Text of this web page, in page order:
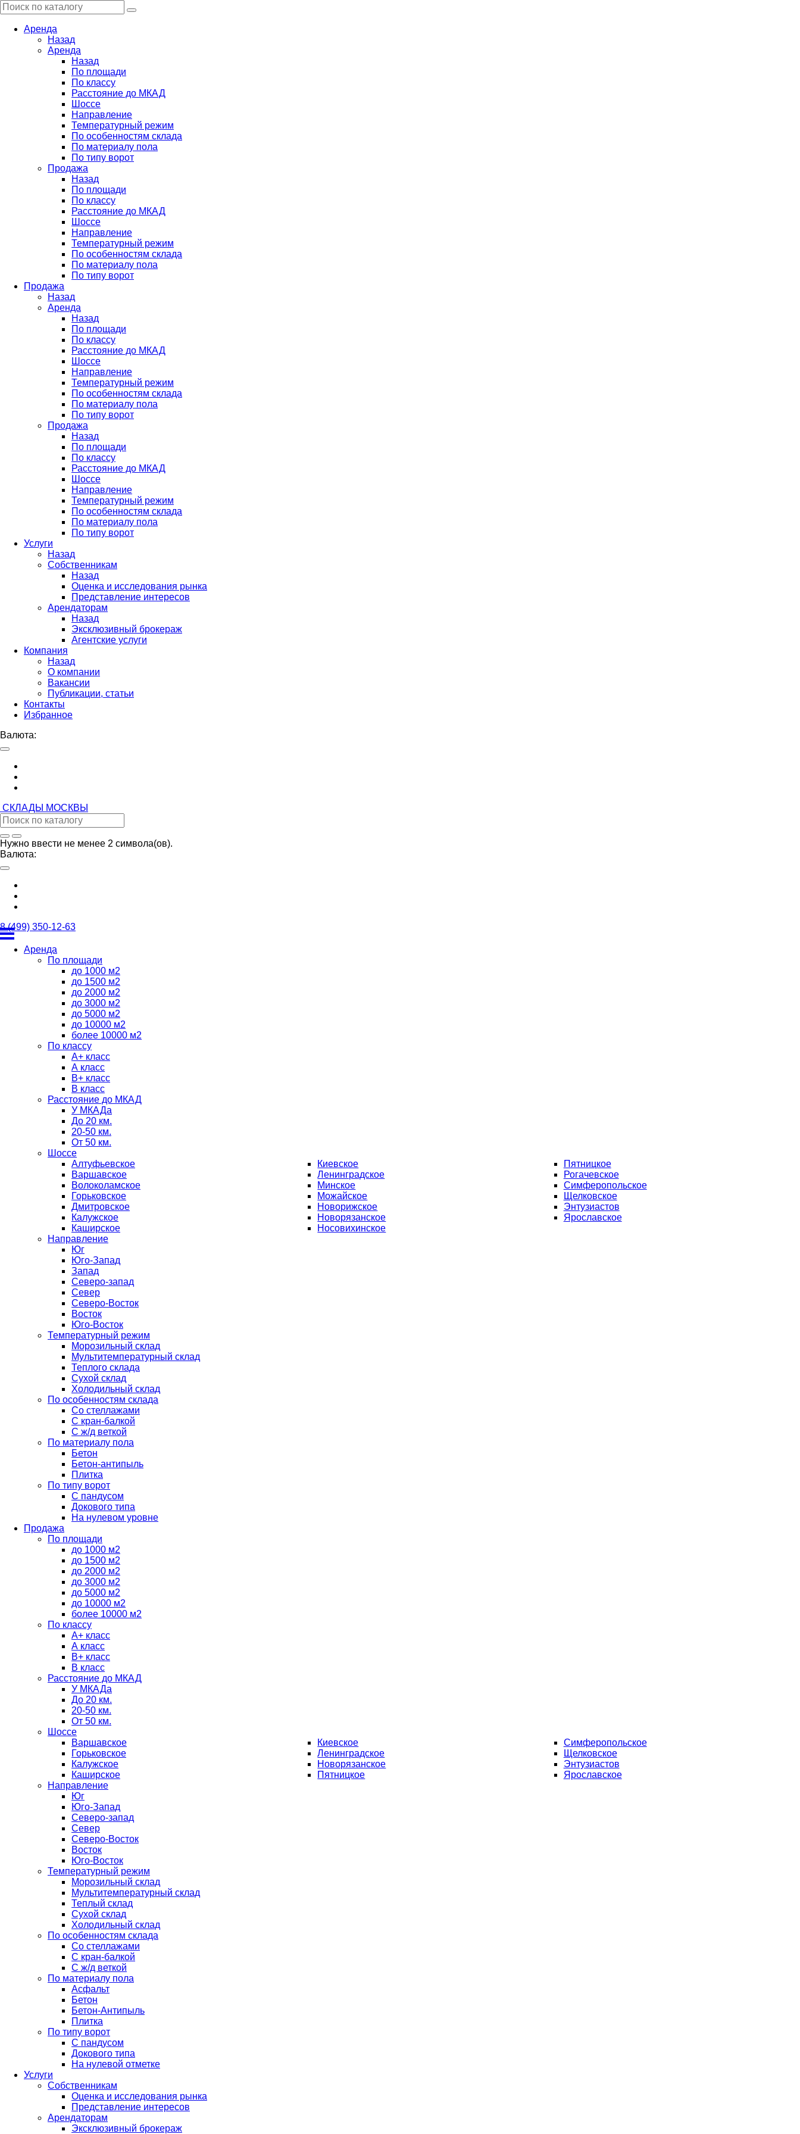
Аренда
Назад
Аренда
Назад
По площади
По классу
Расстояние до МКАД
Шоссе
Направление
Температурный режим
По особенностям склада
По материалу пола
По типу ворот
Продажа
Назад
По площади
По классу
Расстояние до МКАД
Шоссе
Направление
Температурный режим
По особенностям склада
По материалу пола
По типу ворот
Продажа
Назад
Аренда
Назад
По площади
По классу
Расстояние до МКАД
Шоссе
Направление
Температурный режим
По особенностям склада
По материалу пола
По типу ворот
Продажа
Назад
По площади
По классу
Расстояние до МКАД
Шоссе
Направление
Температурный режим
По особенностям склада
По материалу пола
По типу ворот
Услуги
Назад
Собственникам
Назад
Оценка и исследования рынка
Представление интересов
Арендаторам
Назад
Эксклюзивный брокераж
Агентские услуги
Компания
Назад
О компании
Вакансии
Публикации, статьи
Контакты
Избранное
Валюта:
СКЛАДЫ МОСКВЫ
Нужно ввести не менее 2 символа(ов).
Валюта:
8 (499) 350-12-63
Аренда
По площади
до 1000 м2
до 1500 м2
до 2000 м2
до 3000 м2
до 5000 м2
до 10000 м2
более 10000 м2
По классу
А+ класс
А класс
B+ класс
В класс
Расстояние до МКАД
У МКАДа
До 20 км.
20-50 км.
От 50 км.
Шоссе
Алтуфьевское
Варшавское
Волоколамское
Горьковское
Дмитровское
Калужское
Каширское
Киевское
Ленинградское
Минское
Можайское
Новорижское
Новорязанское
Носовихинское
Пятницкое
Рогачевское
Симферопольское
Щелковское
Энтузиастов
Ярославское
Направление
Юг
Юго-Запад
Запад
Северо-запад
Север
Северо-Восток
Восток
Юго-Восток
Температурный режим
Морозильный склад
Мультитемпературный склад
Теплого склада
Сухой склад
Холодильный склад
По особенностям склада
Со стеллажами
С кран-балкой
С ж/д веткой
По материалу пола
Бетон
Бетон-антипыль
Плитка
По типу ворот
С пандусом
Докового типа
На нулевом уровне
Продажа
По площади
до 1000 м2
до 1500 м2
до 2000 м2
до 3000 м2
до 5000 м2
до 10000 м2
более 10000 м2
По классу
A+ класс
А класс
В+ класс
B класс
Расстояние до МКАД
У МКАДа
До 20 км.
20-50 км.
От 50 км.
Шоссе
Варшавское
Горьковское
Калужское
Каширское
Киевское
Ленинградское
Новорязанское
Пятницкое
Симферопольское
Щелковское
Энтузиастов
Ярославское
Направление
Юг
Юго-Запад
Северо-запад
Север
Северо-Восток
Восток
Юго-Восток
Температурный режим
Морозильный склад
Мультитемпературный склад
Теплый склад
Сухой склад
Холодильный склад
По особенностям склада
Со стеллажами
С кран-балкой
С ж/д веткой
По материалу пола
Асфальт
Бетон
Бетон-Антипыль
Плитка
По типу ворот
С пандусом
Докового типа
На нулевой отметке
Услуги
Собственникам
Оценка и исследования рынка
Представление интересов
Арендаторам
Эксклюзивный брокераж